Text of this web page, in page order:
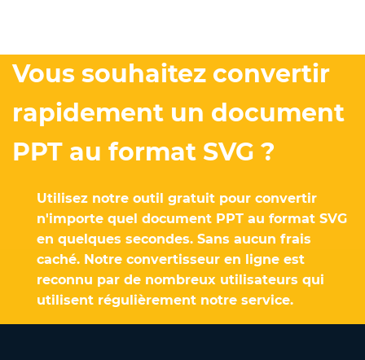
Vous souhaitez convertir
rapidement un document
PPT au format SVG ?
Utilisez notre outil gratuit pour convertir
n'importe quel document PPT au format SVG
en quelques secondes. Sans aucun frais
caché. Notre convertisseur en ligne est
reconnu par de nombreux utilisateurs qui
utilisent régulièrement notre service.